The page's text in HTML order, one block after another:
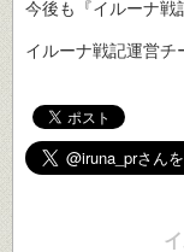
今後も『イルーナ戦
イルーナ戦記運営チ